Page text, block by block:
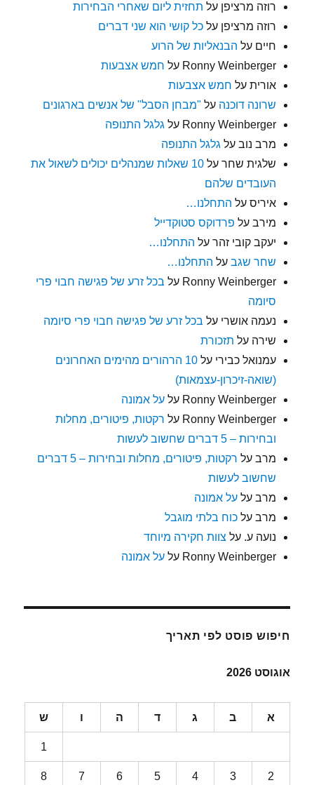
רוזה מרציפן על תחזית ליום שאחרי הבחירות
רוזה מרציפן עלכל קושי הוא שני דברים
חיים על הבנאליות של הרוע
Ronny Weinberger על חמש אצבעות
אורית על חמש אצבעות
שרונה דוכנה על "מבחן הסבל" של אנשים בארגונים
Ronny Weinberger על גלגל התנופה
מרב נוב על גלגל התנופה
שלגית שחר על
10 שאלות שמנהלים יכולים לשאול את
העובדים שלהם
איריס על התחלנו…
מירב על פרדוקס סטוקדייל
יעקב קובי זהר על התחלנו…
שחר שגב על התחלנו…
Ronny Weinberger על בכל זרע של פגישה חבוי פרי
סיומה
נעמה אושרי על בכל זרע של פגישה חבוי פרי סיומה
שירה על תזכורת
עמנואל כבירי על
10 הרהורים מהימים האחרונים
(שואה-זיכרון-עצמאות)
Ronny Weinberger עלעל אמונה
Ronny Weinberger על רקטות, פיטורים, מחלות
ובחירות – 5 דברים שחשוב לעשות
מרב על
רקטות, פיטורים, מחלות ובחירות – 5 דברים
שחשוב לעשות
מרב עלעל אמונה
מרב עלכוח בלתי מוגבל
נועה ע. על צוות חקירה מיוחד
Ronny Weinberger עלעל אמונה
חיפוש פוסט לפי תאריך
אוגוסט 2026
א ב ג ד ה ו ש
1
2
3
4
5
6
7
8